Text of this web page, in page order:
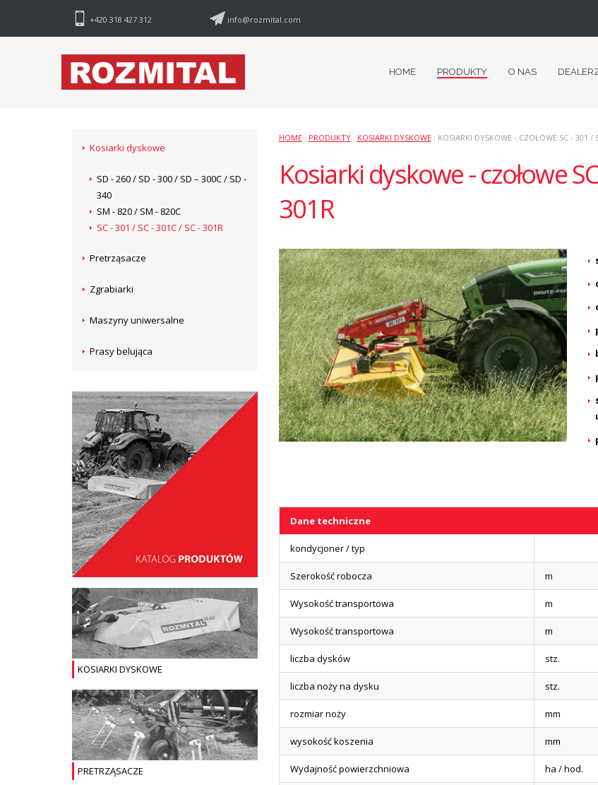
+420 318 427 312 info@rozmital.com
HOME PRODUKTY O NAS
HOME: PRODUKTY: KOSIARKI DYSKOWE: KOSIARKI DYSKOWE - CZOŁOWE SC - 301 /
Kosiarki dyskowe - czołowe
301R
Dane techniczne
kondycjoner / typ
Szerokość robocza m
Wysokość transportowa m
Wysokość transportowa m
liczba dysków stz.
liczba noży na dysku stz.
rozmiar noży mm
wysokość koszenia mm
Wydajność powierzchniowa ha / hod.
Kosiarki dyskowe
SD - 260 / SD - 300 / SD – 300C / SD -
340
SM - 820 / SM - 820C
SC - 301 / SC - 301C / SC - 301R
Pretrząsacze
Zgrabiarki
Maszyny uniwersalne
Prasy belująca
KOSIARKI DYSKOWE
PRETRZĄSACZE